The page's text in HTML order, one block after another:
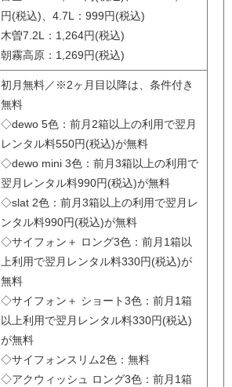
円(税込)、4.7L：999円(税込)
木曽7.2L：1,264円(税込)
朝霧高原：1,269円(税込)
初月無料／※2ヶ月目以降は、条件付き
無料
◇dewo 5色：前月2箱以上の利用で翌月
レンタル料550円(税込)が無料
◇dewo mini 3色：前月3箱以上の利用で
翌月レンタル料990円(税込)が無料
◇slat 2色：前月3箱以上の利用で翌月レ
ンタル料990円(税込)が無料
◇サイフォン＋ ロング3色：前月1箱以
上利用で翌月レンタル料330円(税込)が
無料
◇サイフォン＋ ショート3色：前月1箱
以上利用で翌月レンタル料330円(税込)
が無料
◇サイフォンスリム2色：無料
◇アクウィッシュ ロング3色：前月1箱